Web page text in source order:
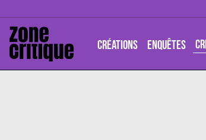
CRÉATIONS ENQUÊTES